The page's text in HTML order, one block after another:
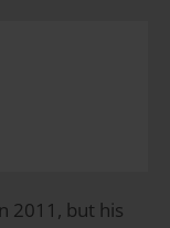
2011, but his